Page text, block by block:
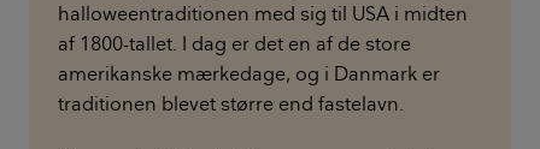
halloweentraditionen med sig til USA i midten
af 1800-tallet. I dag er det en af de store
amerikanske mærkedage, og i Danmark er
traditionen blevet større end fastelavn.